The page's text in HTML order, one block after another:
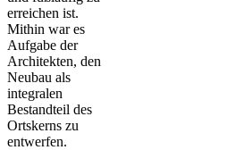
erreichen ist.
Mithin war es
Aufgabe der
Architekten, den
Neubau als
integralen
Bestandteil des
Ortskerns zu
entwerfen.